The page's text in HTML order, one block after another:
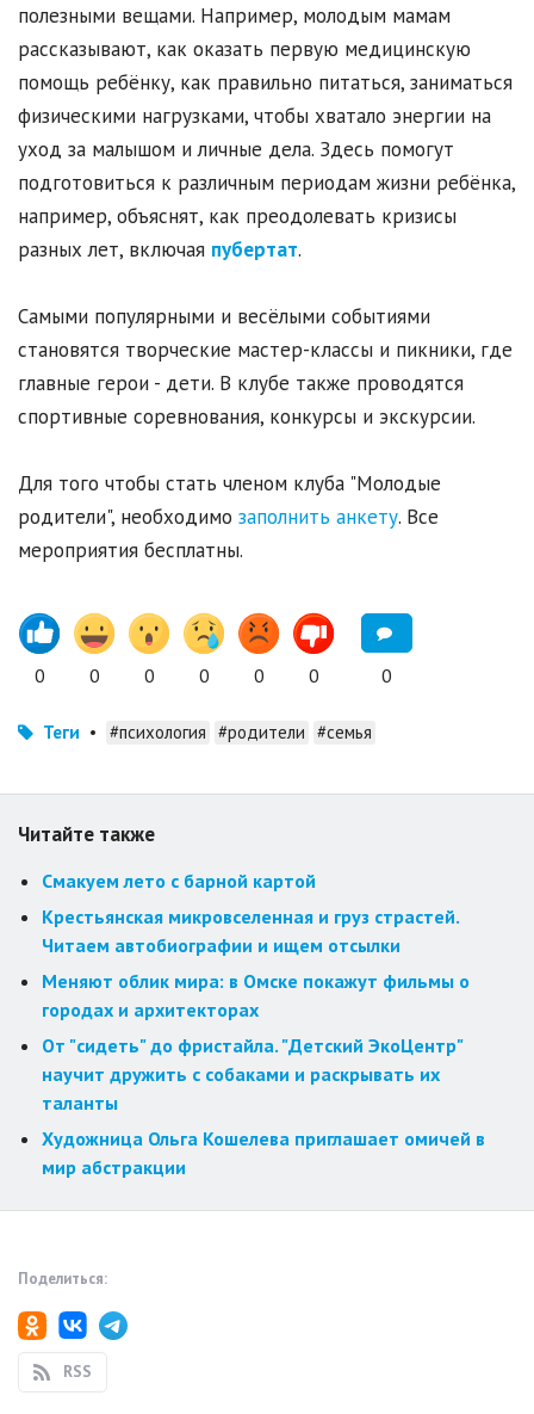
полезными вещами. Например, молодым мамам
рассказывают, как оказать первую медицинскую
помощь ребёнку, как правильно питаться, заниматься
физическими нагрузками, чтобы хватало энергии на
уход за малышом и личные дела. Здесь помогут
подготовиться к различным периодам жизни ребёнка,
например, объяснят, как преодолевать кризисы
разных лет, включая пубертат.
Самыми популярными и весёлыми событиями
становятся творческие мастер-классы и пикники, где
главные герои - дети. В клубе также проводятся
спортивные соревнования, конкурсы и экскурсии.
Для того чтобы стать членом клуба "Молодые
родители", необходимо заполнить анкету. Все
мероприятия бесплатны.
0 0 0 0 0 0 0
Теги • #психология #родители #семья
Читайте также
Смакуем лето с барной картой
Крестьянская микровселенная и груз страстей.
Читаем автобиографии и ищем отсылки
Меняют облик мира: в Омске покажут фильмы о
городах и архитекторах
От "сидеть" до фристайла. "Детский ЭкоЦентр"
научит дружить с собаками и раскрывать их
таланты
Художница Ольга Кошелева приглашает омичей в
мир абстракции
Поделиться:
RSS